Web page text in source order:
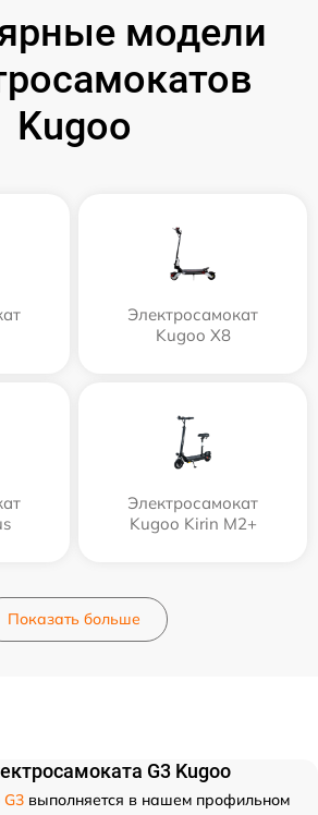
модели
Kugoo
Электросамокат
Kugoo X8
Электросамокат
Kugoo Kirin M2+
Показать больше
G3 Kugoo
выполняется в нашем профильном